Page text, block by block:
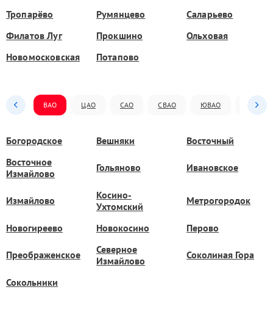
Тропарёво Румянцево
Саларьево
Филатов Луг
Прокшино
Ольховая
Новомосковская
Потапово
ВАО ЦАО САО СВАО ЮВАО ЮАО
Богородское Вешняки
Восточный
Восточное
Измайлово
Гольяново Ивановское
Измайлово
Косино-
Ухтомский
Метрогородок
Новогиреево Новокосино Перово
Преображенское
Северное
Измайлово
Соколиная Гора
Сокольники